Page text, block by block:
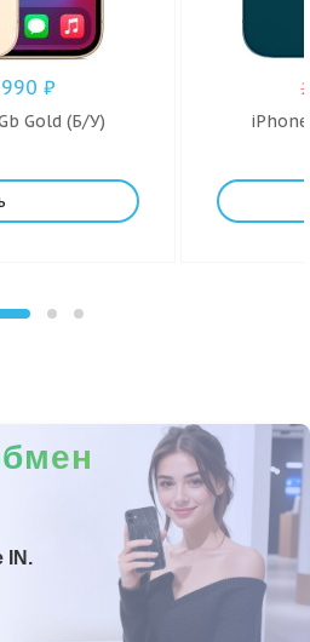
₽
Gold (Б/У)
IN.